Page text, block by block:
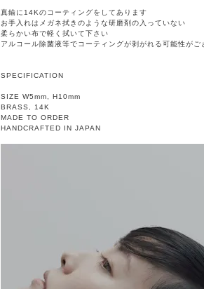
真鍮に14Kのコーティングをしてあります
お手入れはメガネ拭きのような研磨剤の入っていない
柔らかい布で軽く拭いて下さい
アルコール除菌液等でコーティングが剥がれる可能性がご
SPECIFICATION
SIZE W5mm, H10mm
BRASS, 14K
MADE TO ORDER
HANDCRAFTED IN JAPAN